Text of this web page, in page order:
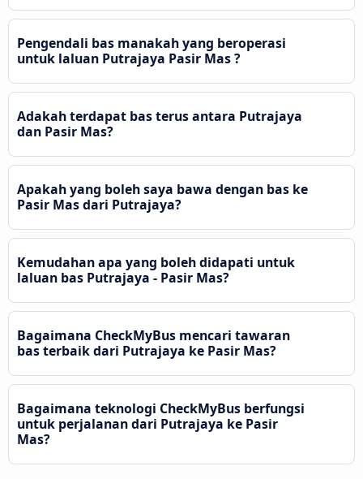
Pengendali bas manakah yang beroperasi
untuk laluan Putrajaya Pasir Mas ?
Adakah terdapat bas terus antara Putrajaya
dan Pasir Mas?
Apakah yang boleh saya bawa dengan bas ke
Pasir Mas dari Putrajaya?
Kemudahan apa yang boleh didapati untuk
laluan bas Putrajaya - Pasir Mas?
Bagaimana CheckMyBus mencari tawaran
bas terbaik dari Putrajaya ke Pasir Mas?
Bagaimana teknologi CheckMyBus berfungsi
untuk perjalanan dari Putrajaya ke Pasir
Mas?